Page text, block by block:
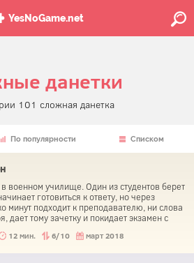
YesNoGame.net
данетки
101 сложная данетка
По популярности Списком
военном училище. Один из студентов берет
готовиться к ответу, но через
минут подходит к преподавателю, ни слова
дает тому зачетку и покидает экзамен с
12 мин. 6/10 март 2018